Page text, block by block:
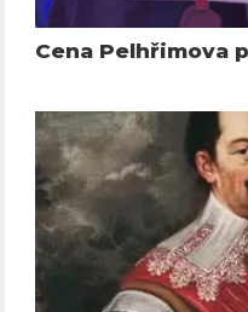
Cena Pelhřimova